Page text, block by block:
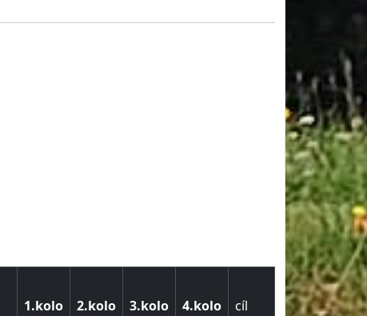
1.kolo 2.kolo 3.kolo 4.kolo
cíl